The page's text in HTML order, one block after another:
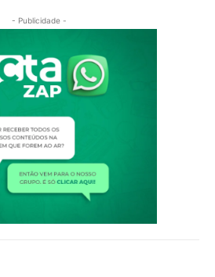
- Publicidade -